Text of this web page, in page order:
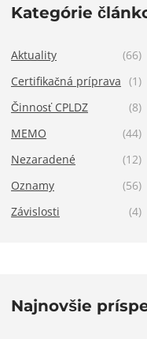
Kategórie
Aktuality
(66)
Certifikačná príprava (1)
Činnosť CPLDZ
(8)
MEMO
(44)
Nezaradené
(12)
Oznamy
(56)
Závislosti
(4)
Najnovšie